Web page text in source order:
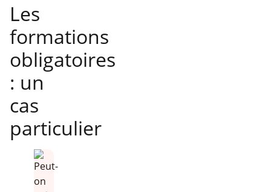
Les
formations
obligatoires
: un
cas
particulier